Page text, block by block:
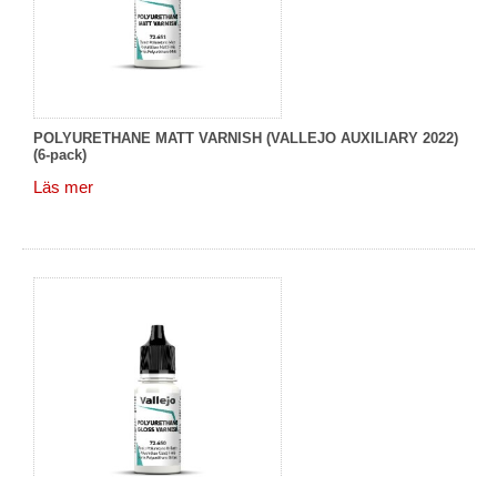
POLYURETHANE MATT VARNISH (VALLEJO AUXILIARY 2022)
(6-pack)
Läs mer